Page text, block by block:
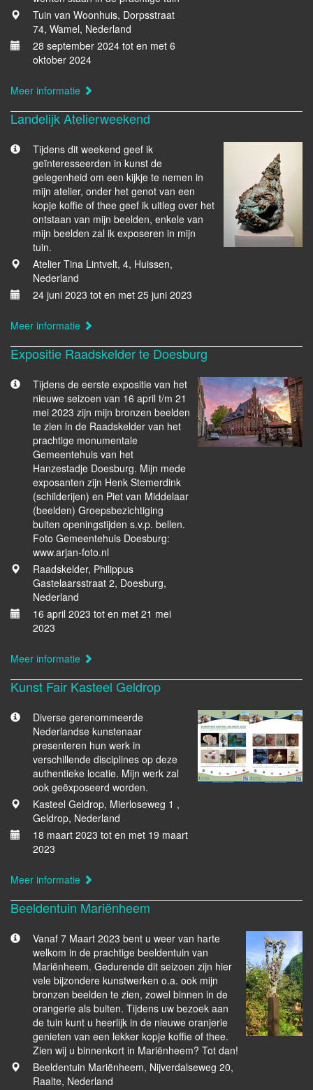
Tuin van Woonhuis, Dorpsstraat
74, Wamel, Nederland
28 september 2024 tot en met 6
oktober 2024
Meer informatie
Landelijk Atelierweekend
Tijdens dit weekend geef ik
geïnteresseerden in kunst de
gelegenheid om een kijkje te nemen in
mijn atelier, onder het genot van een
kopje koffie of thee geef ik uitleg over het
ontstaan van mijn beelden, enkele van
mijn beelden zal ik exposeren in mijn
tuin.
Atelier Tina Lintvelt, 4, Huissen,
Nederland
24 juni 2023 tot en met 25 juni 2023
Meer informatie
Expositie Raadskelder te Doesburg
Tijdens de eerste expositie van het
nieuwe seizoen van 16 april t/m 21
mei 2023 zijn mijn bronzen beelden
te zien in de Raadskelder van het
prachtige monumentale
Gemeentehuis van het
Hanzestadje Doesburg. Mijn mede
exposanten zijn Henk Stemerdink
(schilderijen) en Piet van Middelaar
(beelden) Groepsbezichtiging
buiten openingstijden s.v.p. bellen.
Foto Gemeentehuis Doesburg:
www.arjan-foto.nl
Raadskelder, Philippus
Gastelaarsstraat 2, Doesburg,
Nederland
16 april 2023 tot en met 21 mei
2023
Meer informatie
Kunst Fair Kasteel Geldrop
Diverse gerenommeerde
Nederlandse kunstenaar
presenteren hun werk in
verschillende disciplines op deze
authentieke locatie. Mijn werk zal
ook geëxposeerd worden.
Kasteel Geldrop, Mierloseweg 1 ,
Geldrop, Nederland
18 maart 2023 tot en met 19 maart
2023
Meer informatie
Beeldentuin Mariënheem
Vanaf 7 Maart 2023 bent u weer van harte
welkom in de prachtige beeldentuin van
Mariënheem. Gedurende dit seizoen zijn hier
vele bijzondere kunstwerken o.a. ook mijn
bronzen beelden te zien, zowel binnen in de
orangerie als buiten. Tijdens uw bezoek aan
de tuin kunt u heerlijk in de nieuwe oranjerie
genieten van een lekker kopje koffie of thee.
Zien wij u binnenkort in Mariënheem? Tot dan!
Beeldentuin Mariënheem, Nijverdalseweg 20,
Raalte, Nederland